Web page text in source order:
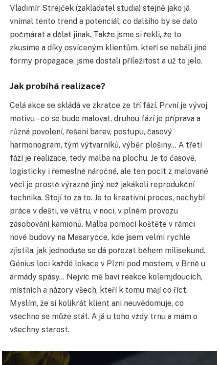
Vladimír Strejček (zakladatel studia) stejně jako já
vnímal tento trend a potenciál, co dalšího by se dalo
počmárat a dělat jinak. Takže jsme si řekli, že to
zkusíme a díky osvíceným klientům, kteří se nebáli jiné
formy propagace, jsme dostali příležitost a už to jelo.
Jak probíhá realizace?
Celá akce se skládá ve zkratce ze tří fází. První je vývoj
motivu – co se bude malovat, druhou fází je příprava a
různá povolení, řešení barev, postupu, časový
harmonogram, tým výtvarníků, výběr plošiny… A třetí
fází je realizace, tedy malba na plochu. Je to časově,
logisticky i řemeslně náročné, ale ten pocit z malované
věci je prostě výrazně jiný než jakákoli reprodukční
technika. Stojí to za to. Je to kreativní proces, nechybí
práce v dešti, ve větru, v noci, v plném provozu
zásobování kamionů. Malba pomocí koštěte v rámci
nové budovy na Masaryčce, kde jsem velmi rychle
zjistila, jak jednoduše se dá pořezat během milisekund.
Génius loci každé lokace v Plzni pod mostem, v Brně u
armády spásy… Nejvíc mě baví reakce kolemjdoucích,
místních a názory všech, kteří k tomu mají co říct.
Myslím, že si kolikrát klient ani neuvědomuje, co
všechno se může stát. A já u toho vždy trnu a mám o
všechny starost.